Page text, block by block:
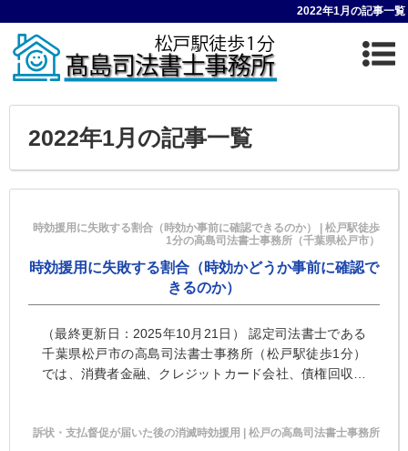
2022年1月の記事一覧
2022年1月の記事一覧
時効援用に失敗する割合（時効か事前に確認できるのか） | 松戸駅徒歩
1分の高島司法書士事務所（千葉県松戸市）
時効援用に失敗する割合（時効かどうか事前に確認で
きるのか）
（最終更新日：2025年10月21日） 認定司法書士である
千葉県松戸市の高島司法書士事務所（松戸駅徒歩1分）
では、消費者金融、クレジットカード会社、債権回収会
訴状・支払督促が届いた後の消滅時効援用 | 松戸の高島司法書士事務所